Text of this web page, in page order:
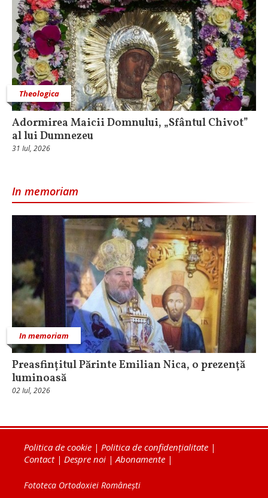
Theologica
Adormirea Maicii Domnului, „Sfântul Chivot”
al lui Dumnezeu
31 Iul, 2026
In memoriam
In memoriam
Preasfințitul Părinte Emilian Nica, o prezență
luminoasă
02 Iul, 2026
Politica de cookie | Politica de confidențialitate |
Contact| Despre noi | Abonamente |
Fototeca Ortodoxiei Românești